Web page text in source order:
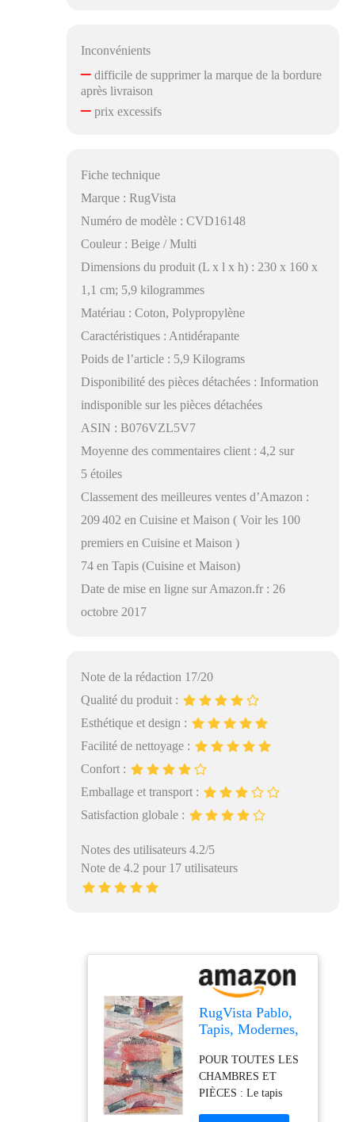
Inconvénients
–difficile de supprimer la marque de la bordure
après livraison
–prix excessifs
Fiche technique
Marque : RugVista
Numéro de modèle : CVD16148
Couleur : Beige / Multi
Dimensions du produit (L x l x h) : 230 x 160 x
1,1 cm; 5,9 kilogrammes
Matériau : Coton, Polypropylène
Caractéristiques : Antidérapante
Poids de l’article : 5,9 Kilograms
Disponibilité des pièces détachées : Information
indisponible sur les pièces détachées
ASIN : B076VZL5V7
Moyenne des commentaires client : 4,2 sur
5 étoiles
Classement des meilleures ventes d’Amazon :
209 402 en Cuisine et Maison ( Voir les 100
premiers en Cuisine et Maison )
74 en Tapis (Cuisine et Maison)
Date de mise en ligne sur Amazon.fr : 26
octobre 2017
Note de la rédaction 17/20
Qualité du produit :
Esthétique et design :
Facilité de nettoyage :
Confort :
Emballage et transport :
Satisfaction globale :
Notes des utilisateurs 4.2/5
Note de 4.2 pour 17 utilisateurs
RugVista Pablo,
Tapis, Modernes,
Rectangulaire,
Poil Moyen, Salle
de séjour, à
Manger,
POUR TOUTES LES
CHAMBRES ET
PIÈCES : Le tapis